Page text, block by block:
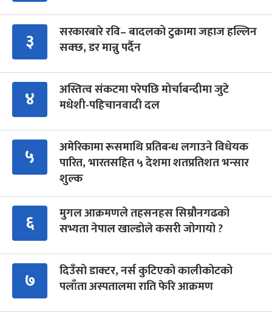
३
सरकारबारे रवि– बादलको टुक्रामा जहाज हल्लिन
सक्छ, डर मान्नु पर्दैन
४
अस्तित्व संकटमा परेपछि मोर्चाबन्दीमा जुटे
मधेशी-पहिचानवादी दल
५
अमेरिकामा रूसमाथि प्रतिबन्ध लगाउने विधेयक
पारित, भारतसहित ५ देशमा शतप्रतिशत भन्सार
शुल्क
६
मुगल आक्रमणले तहसनहस सिम्रौनगढको
सभ्यता नेपाल खाल्डोले कसरी जोगायो ?
७
दिउँसो डाक्टर, नर्स कुटिएको कालीकोटको
पलाँता अस्पतालमा राति फेरि आक्रमण